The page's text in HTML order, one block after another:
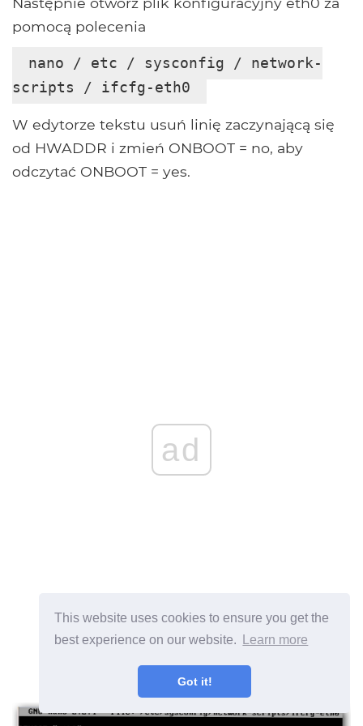
This website uses cookies to ensure you get the
best experience on our website.
Learn more
Got it!
pomocą polecenia
nano / etc / sysconfig / network-
scripts / ifcfg-eth0
W edytorze tekstu usuń linię zaczynającą się
od HWADDR i zmień ONBOOT = no, aby
odczytać ONBOOT = yes.
ad